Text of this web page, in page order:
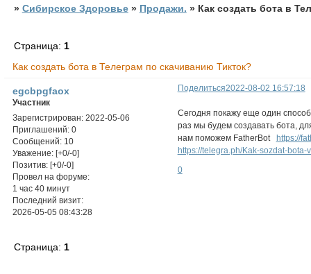
» Сибирское Здоровье » Продажи. » Как создать бота в
Как создать бота в Телеграм по скачиванию Тикток?
Страница: 1
Поделиться2022-08-02 16:57:18
egcbpgfaox
Участник
Зарегистрирован: 2022-05-06
Приглашений: 0
Сообщений: 10
Уважение: [+0/-0]
Позитив: [+0/-0]
Провел на форуме:
1 час 40 минут
Последний визит:
2026-05-05 08:43:28
Сегодня покажу еще один
раз мы будем создавать бота,
нам поможем FatherBot
https://
https://telegra.ph/Kak-sozdat-
0
Страница: 1